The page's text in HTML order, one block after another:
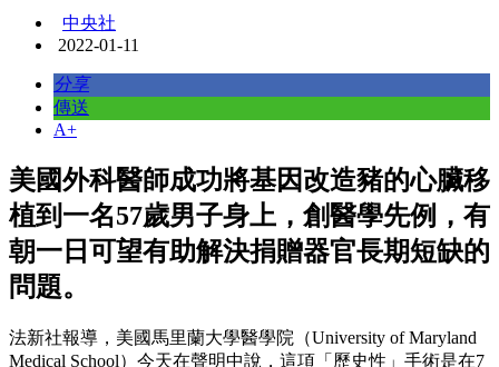
中央社
2022-01-11
分享
傳送
A+
美國外科醫師成功將基因改造豬的心臟移
植到一名57歲男子身上，創醫學先例，有
朝一日可望有助解決捐贈器官長期短缺的
問題。
法新社報導，美國馬里蘭大學醫學院（University of Maryland
Medical School）今天在聲明中說，這項「歷史性」手術是在7